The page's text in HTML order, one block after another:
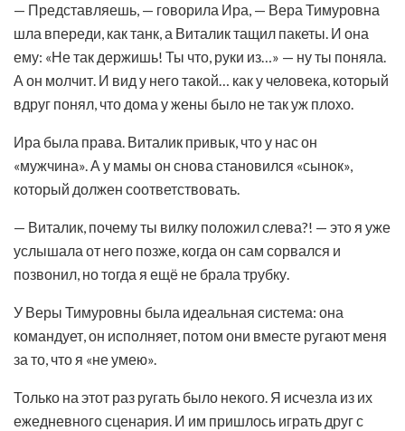
— Представляешь, — говорила Ира, — Вера Тимуровна
шла впереди, как танк, а Виталик тащил пакеты. И она
ему: «Не так держишь! Ты что, руки из…» — ну ты поняла.
А он молчит. И вид у него такой… как у человека, который
вдруг понял, что дома у жены было не так уж плохо.
Ира была права. Виталик привык, что у нас он
«мужчина». А у мамы он снова становился «сынок»,
который должен соответствовать.
— Виталик, почему ты вилку положил слева?! — это я уже
услышала от него позже, когда он сам сорвался и
позвонил, но тогда я ещё не брала трубку.
У Веры Тимуровны была идеальная система: она
командует, он исполняет, потом они вместе ругают меня
за то, что я «не умею».
Только на этот раз ругать было некого. Я исчезла из их
ежедневного сценария. И им пришлось играть друг с